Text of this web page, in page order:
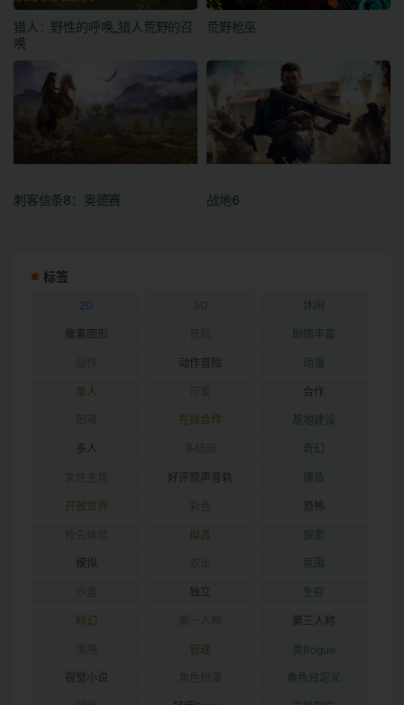
猎人：野性的呼唤_猎人荒野的召
唤
荒野枪巫
刺客信条8：奥德赛 战地6
标签
2D 3D 休闲
像素图形 剧情丰富
动作冒险 动漫
单人 合作
在线合作 基地建设
多人 奇幻
好评原声音轨 建造
开放世界 恐怖
拟真 探索
模拟 氛围
独立 生存
科幻 第三人称
管理 类Rogue
视觉小说 角色自定义